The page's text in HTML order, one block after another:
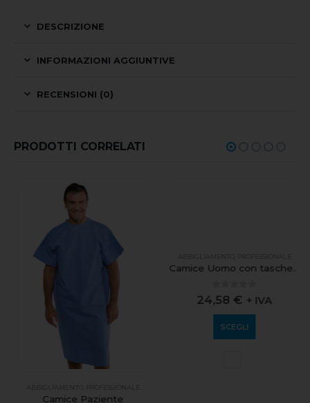
DESCRIZIONE
INFORMAZIONI AGGIUNTIVE
RECENSIONI (0)
PRODOTTI CORRELATI
Camice Paziente
Camice Uomo con tasche interne
0 out of 5
24,58 € + IVA
SCEGLI